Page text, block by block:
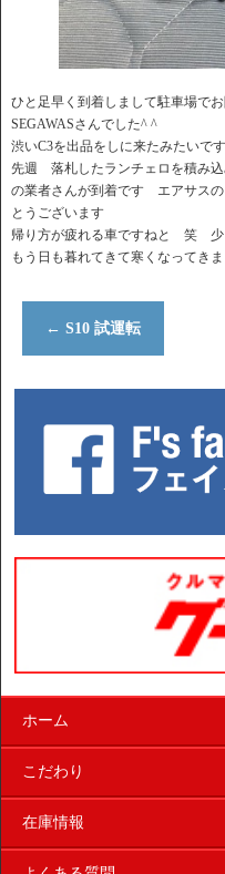
ひと足早く到着しまして駐車場で
SEGAWASさんでした^ ^
渋いC3を出品をしに来たみたいです
先週 落札したランチェロを積み
の業者さんが到着です エアサス
とうございます
帰り方が疲れる車ですねと 笑 少
もう日も暮れてきて寒くなってき
← S10 試運転
ホーム
こだわり
在庫情報